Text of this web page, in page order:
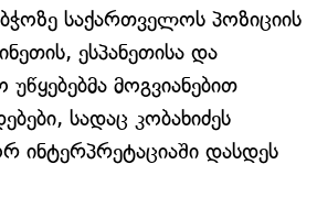
საქართველოს პოზიციის
ესპანეთისა და
მოგვიანებით
სადაც კობახიძეს
ინტერპრეტაციაში დასდეს